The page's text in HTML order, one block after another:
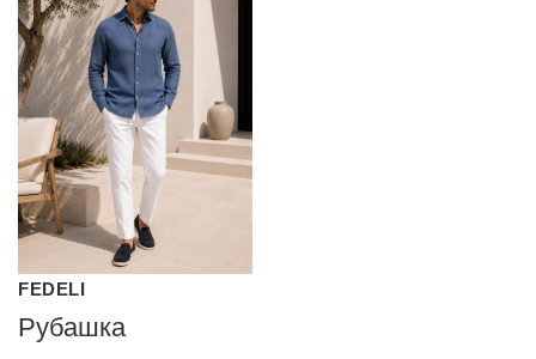
FEDELI
Рубашка